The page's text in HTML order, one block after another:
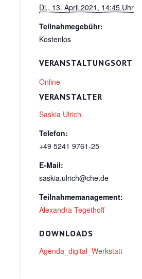
Di., 13. April 2021, 14:45 Uhr
Teilnahmegebühr:
Kostenlos
VERANSTALTUNGSORT
Online
VERANSTALTER
Saskia Ulrich
Telefon:
+49 5241 9761-25
E-Mail:
saskia.ulrich@che.de
Teilnahmemanagement:
Alexandra Tegethoff
DOWNLOADS
Agenda_digital_Werkstatt